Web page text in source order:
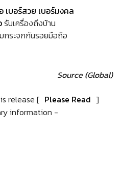
เบอร์สวย เบอร์มงคล
รับเครื่องถึงบ้าน
กระจกกันรอยมือถือ
Source (Global)
release [ Please Read ]
information -